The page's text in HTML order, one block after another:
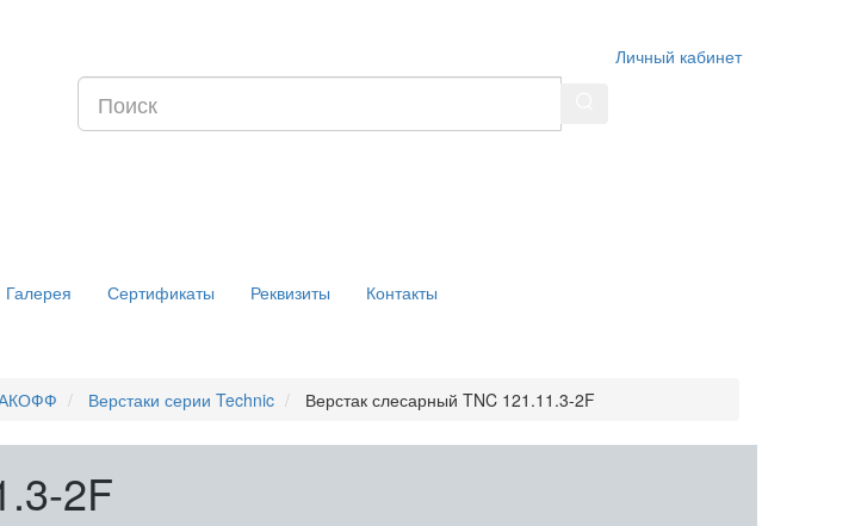
Личный кабинет
Галерея Сертификаты Реквизиты Контакты
Верстаки серии Technic Верстак слесарный TNC 121.11.3-2F
2F